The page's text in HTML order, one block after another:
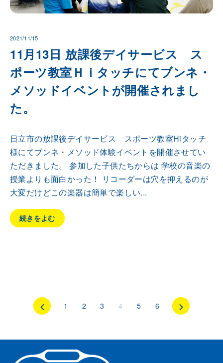
2021/11/15
11月13日 放課後デイサービス ス
ポーツ教室Ｈｉタッチにてブンネ・
メソッドイベントが開催されまし
た。
日立市の放課後デイサービス スポーツ教室Hiタッチ
様にてブンネ・メソッド体験イベントを開催させてい
ただきました。 参加した子供たちからは 学校の音楽の
授業よりも面白かった！ リコーダーは穴を抑えるのが
大変だけどこの楽器は簡単で楽しい...
続きをよむ
前
の
1 2 3 4 5 6
次
の